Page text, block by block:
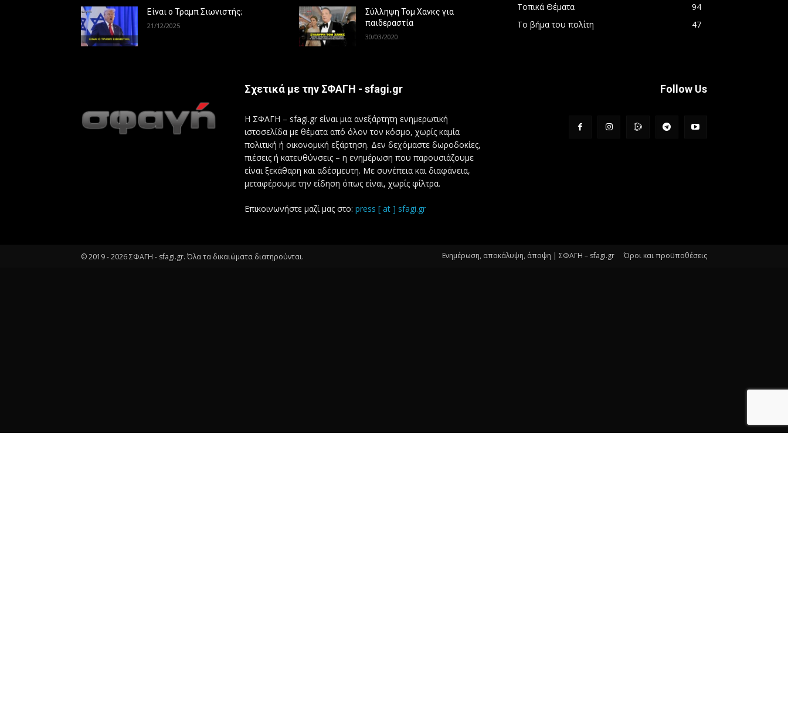
Είναι ο Τραμπ Σιωνιστής;
21/12/2025
Σύλληψη Τομ Χανκς για
παιδεραστία
30/03/2020
Τοπικά Θέματα
94
Το βήμα του πολίτη
47
Σχετικά με την ΣΦΑΓΗ - sfagi.gr
Η ΣΦΑΓΗ – sfagi.gr είναι μια ανεξάρτητη ενημερωτική
ιστοσελίδα με θέματα από όλον τον κόσμο, χωρίς καμία
πολιτική ή οικονομική εξάρτηση. Δεν δεχόμαστε δωροδοκίες,
πιέσεις ή κατευθύνσεις – η ενημέρωση που παρουσιάζουμε
είναι ξεκάθαρη και αδέσμευτη. Με συνέπεια και διαφάνεια,
μεταφέρουμε την είδηση όπως είναι, χωρίς φίλτρα.
Επικοινωνήστε μαζί μας στο: press [ at ] sfagi.gr
Follow Us
© 2019 -2026ΣΦΑΓΗ - sfagi.gr. Όλα τα δικαιώματα διατηρούνται. Ενημέρωση, αποκάλυψη, άποψη | ΣΦΑΓΗ – sfagi.gr Όροι και προϋποθέσεις